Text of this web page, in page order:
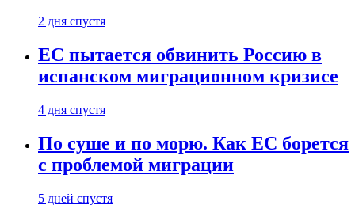
2 дня спустя
ЕС пытается обвинить Россию в
испанском миграционном кризисе
4 дня спустя
По суше и по морю. Как ЕС борется
с проблемой миграции
5 дней спустя